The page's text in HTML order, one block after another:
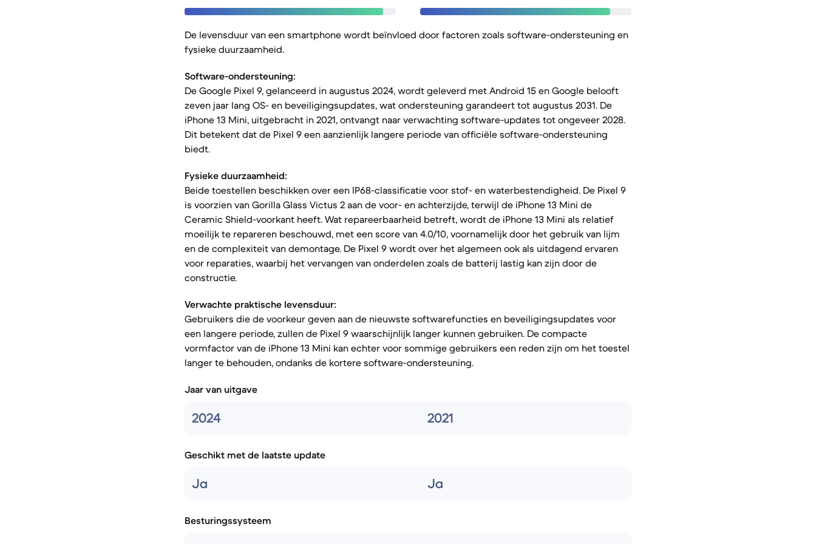
De levensduur van een smartphone wordt beïnvloed door factoren zoals software-ondersteuning en
fysieke duurzaamheid.
Software-ondersteuning:
De Google Pixel 9, gelanceerd in augustus 2024, wordt geleverd met Android 15 en Google belooft
zeven jaar lang OS- en beveiligingsupdates, wat ondersteuning garandeert tot augustus 2031. De
iPhone 13 Mini, uitgebracht in 2021, ontvangt naar verwachting software-updates tot ongeveer 2028.
Dit betekent dat de Pixel 9 een aanzienlijk langere periode van officiële software-ondersteuning
biedt.
Fysieke duurzaamheid:
Beide toestellen beschikken over een IP68-classificatie voor stof- en waterbestendigheid. De Pixel 9
is voorzien van Gorilla Glass Victus 2 aan de voor- en achterzijde, terwijl de iPhone 13 Mini de
Ceramic Shield-voorkant heeft. Wat repareerbaarheid betreft, wordt de iPhone 13 Mini als relatief
moeilijk te repareren beschouwd, met een score van 4.0/10, voornamelijk door het gebruik van lijm
en de complexiteit van demontage. De Pixel 9 wordt over het algemeen ook als uitdagend ervaren
voor reparaties, waarbij het vervangen van onderdelen zoals de batterij lastig kan zijn door de
constructie.
Verwachte praktische levensduur:
Gebruikers die de voorkeur geven aan de nieuwste softwarefuncties en beveiligingsupdates voor
een langere periode, zullen de Pixel 9 waarschijnlijk langer kunnen gebruiken. De compacte
vormfactor van de iPhone 13 Mini kan echter voor sommige gebruikers een reden zijn om het toestel
langer te behouden, ondanks de kortere software-ondersteuning.
Jaar van uitgave
2024 2021
Geschikt met de laatste update
Ja Ja
Besturingssysteem